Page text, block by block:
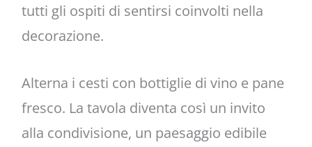
tutti gli ospiti di sentirsi coinvolti nella
decorazione.
Alterna i cesti con bottiglie di vino e pane
fresco. La tavola diventa così un invito
alla condivisione, un paesaggio edibile